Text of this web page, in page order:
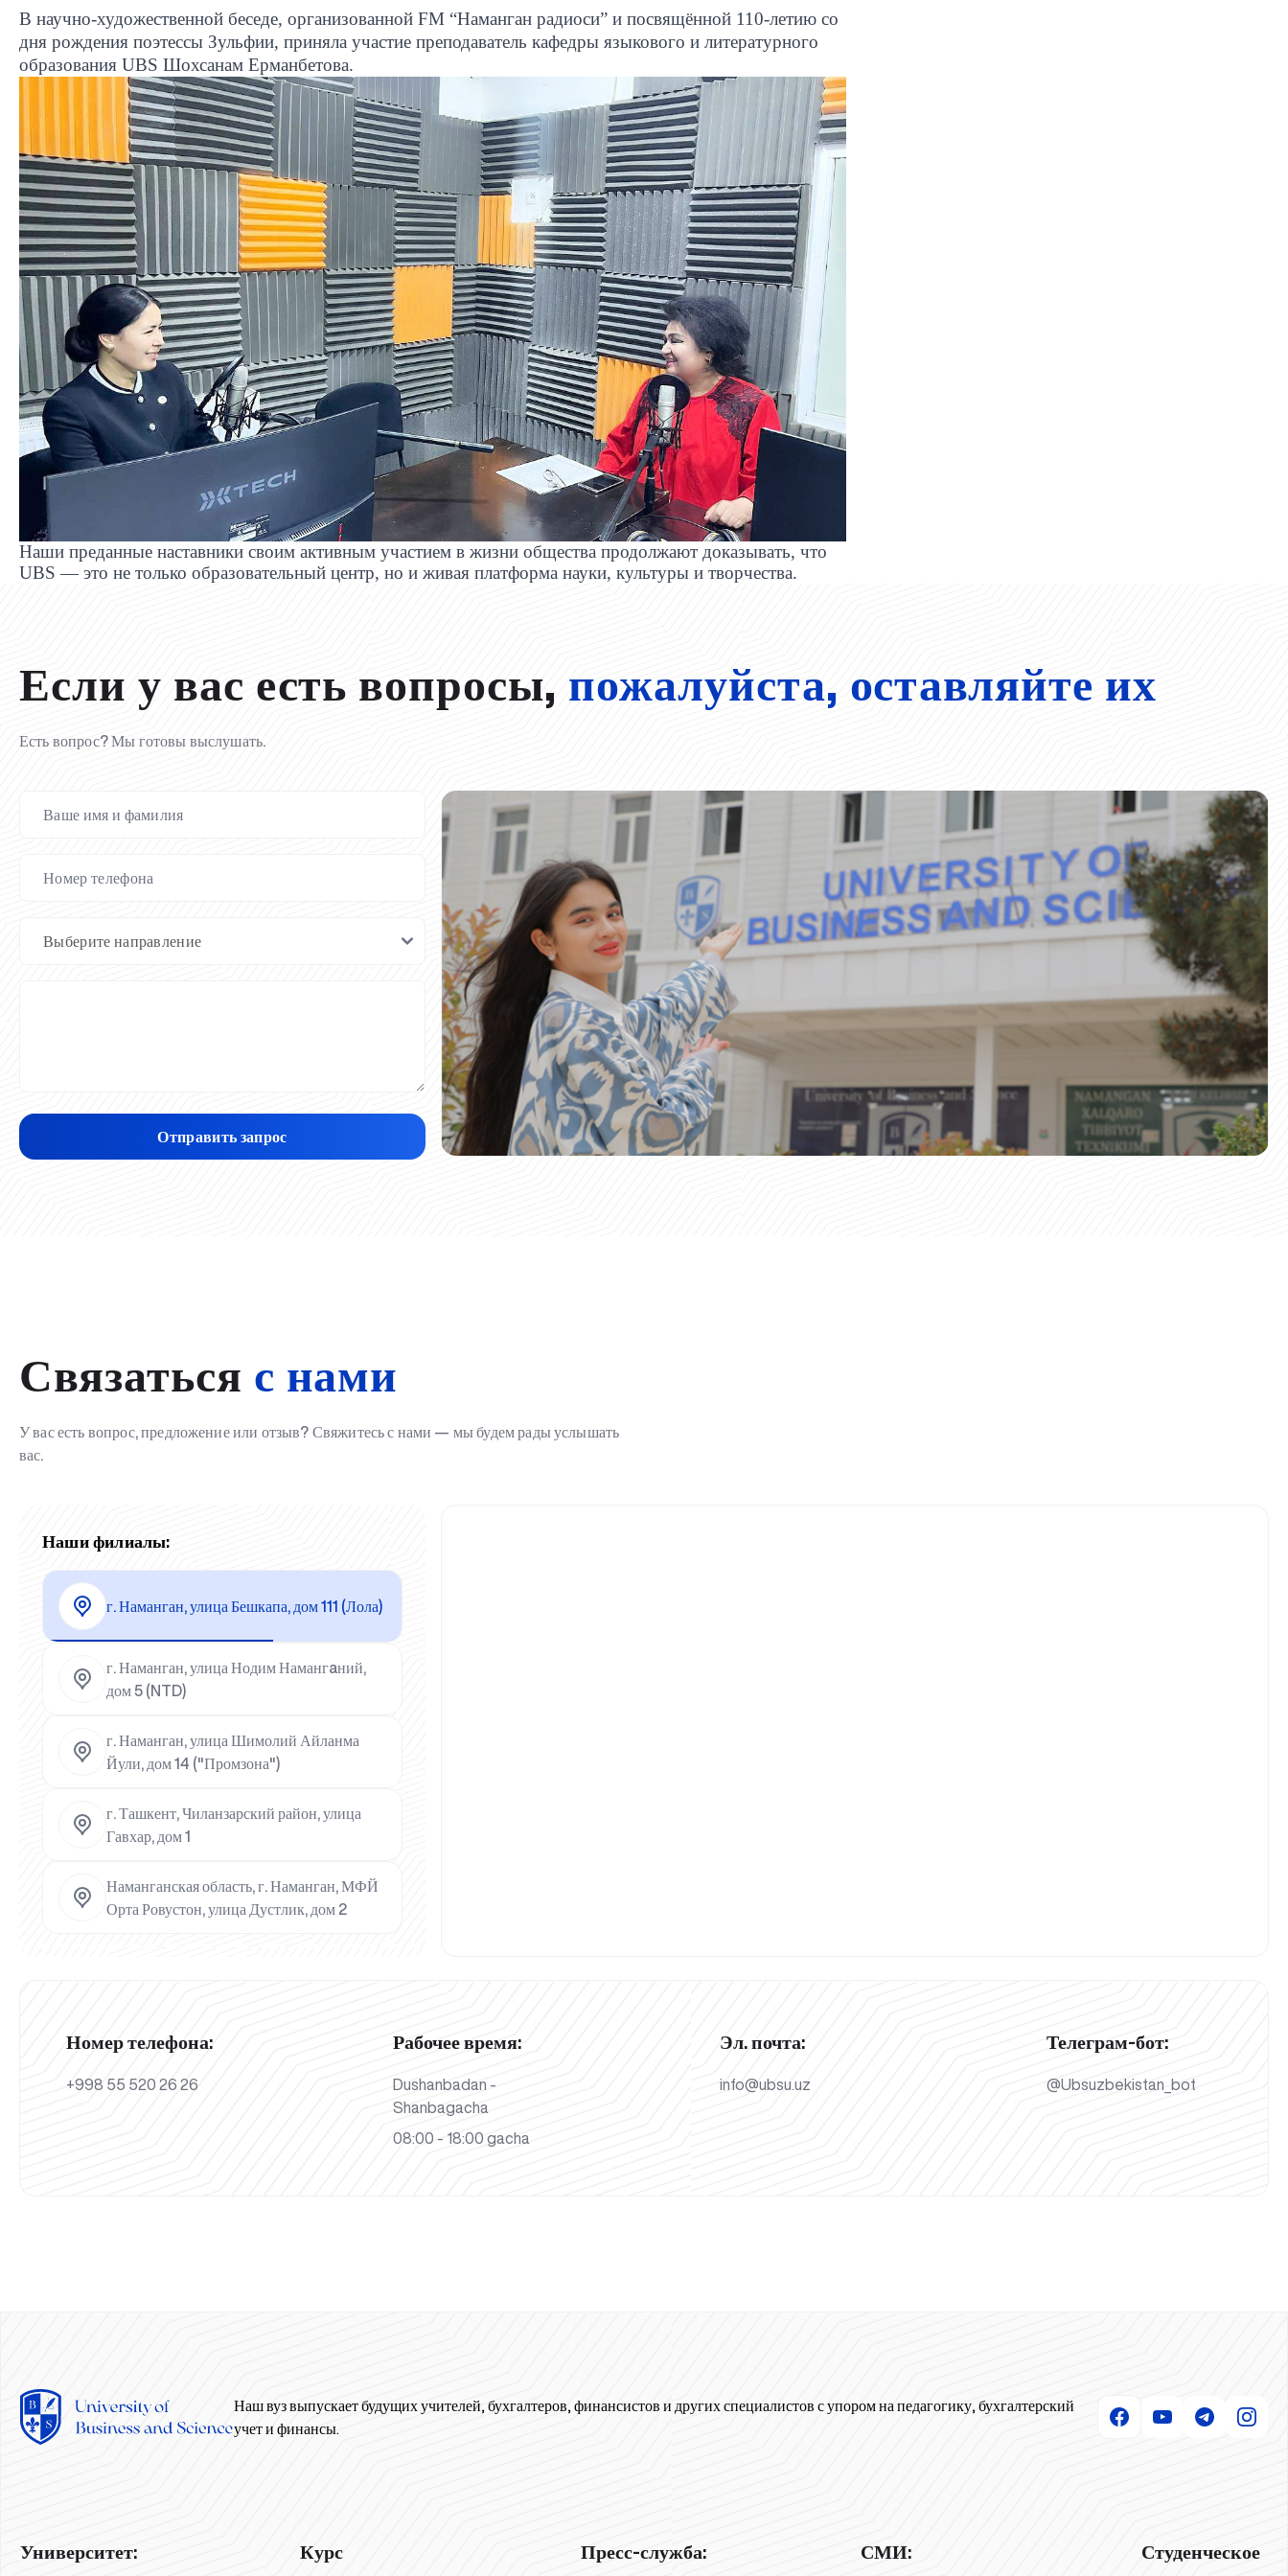
В научно-художественной беседе, организованной FM “Наманган радиоси” и посвящённой 110-летию со
дня рождения поэтессы Зульфии, приняла участие преподаватель кафедры языкового и литературного
образования UBS Шохсанам Ерманбетова.
Наши преданные наставники своим активным участием в жизни общества продолжают доказывать, что
UBS — это не только образовательный центр, но и живая платформа науки, культуры и творчества.
Если у вас есть вопросы, пожалуйста, оставляйте их
Есть вопрос? Мы готовы выслушать.
Отправить запрос
Связаться с нами
У вас есть вопрос, предложение или отзыв? Свяжитесь с нами — мы будем рады услышать
вас.
Наши филиалы:
г. Наманган, улица Бешкапа, дом 111 (Лола)
г. Наманган, улица Нодим Намангaний,
дом 5 (NTD)
г. Наманган, улица Шимолий Айланма
Йули, дом 14 ("Промзона")
г. Ташкент, Чиланзарский район, улица
Гавхар, дом 1
Наманганская область, г. Наманган, МФЙ
Орта Ровустон, улица Дустлик, дом 2
Номер телефона:
+998 55 520 26 26
Рабочее время:
Dushanbadan -
Shanbagacha
08:00 - 18:00 gacha
Эл. почта:
info@ubsu.uz
Телеграм-бот:
@Ubsuzbekistan_bot
Наш вуз выпускает будущих учителей, бухгалтеров, финансистов и других специалистов с упором на педагогику, бухгалтерский
учет и финансы.
Университет:
Курс
Пресс-служба: СМИ:
Студенческое